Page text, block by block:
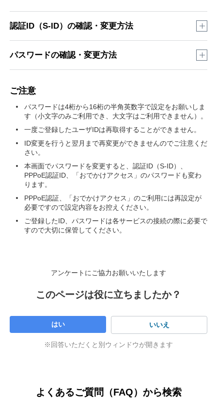
認証ID（S-ID）の確認・変更方法
My SoftBankログイン画面
「ユーザID」の欄が「認証ID（S-ID）」なので確
認する
パスワードの確認・変更方法
は「Yahoo! JAPAN ID」をタップし、ログイン
※ お手元にご用意可能なIDを選択してください。
ご注意
パスワードは4桁から16桁の半角英数字で設定をお願いしま
す（小文字のみご利用でき、大文字はご利用できません）。
一度ご登録したユーザIDは再取得することができません。
ID変更を行うと翌月まで再変更ができませんのでご注意くだ
さい。
本画面でパスワードを変更すると、認証ID（S-ID）、
PPPoE認証ID、「おでかけアクセス」のパスワードも変わ
ります。
PPPoE認証、「おでかけアクセス」のご利用には再設定が
必要ですので設定内容をお控えください。
ご登録したID、パスワードは各サービスの接続の際に必要で
すので大切に保管してください。
アンケートにご協力お願いいたします
このページは役に立ちましたか？
はい いいえ
※回答いただくと別ウィンドウが開きます
よくあるご質問（FAQ）から検索